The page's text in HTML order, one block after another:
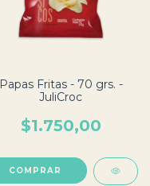
Papas Fritas - 70 grs. -
JuliCroc
$1.750,00